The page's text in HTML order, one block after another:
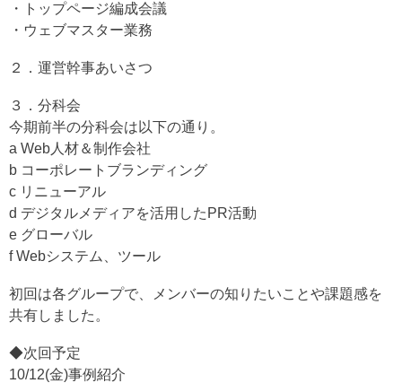
・トップページ編成会議
・ウェブマスター業務
２．運営幹事あいさつ
３．分科会
今期前半の分科会は以下の通り。
a Web人材＆制作会社
b コーポレートブランディング
c リニューアル
d デジタルメディアを活用したPR活動
e グローバル
f Webシステム、ツール
初回は各グループで、メンバーの知りたいことや課題感を
共有しました。
◆次回予定
10/12(金)事例紹介